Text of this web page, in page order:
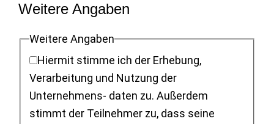
Weitere Angaben
Weitere Angaben
Hiermit stimme ich der Erhebung,
Verarbeitung und Nutzung der
Unternehmens- daten zu. Außerdem
stimmt der Teilnehmer zu, dass seine